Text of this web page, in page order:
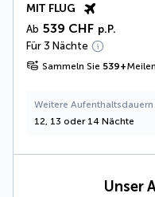
MIT FLUG
Ab 539 CHF p.P.
Für 3 Nächte
Sammeln Sie 539+Meilen
Weitere
12, 13 oder 14 Nächte
Unser